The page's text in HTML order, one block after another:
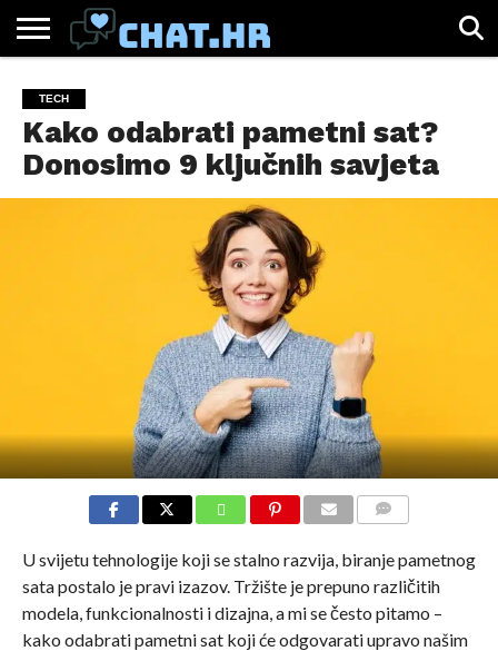
CHAT.HR
ZABAVA
ŽIVOT
VIRALNO
TECH
Kako odabrati pametni sat?
Donosimo 9 ključnih savjeta
U svijetu tehnologije koji se stalno razvija, biranje pametnog
sata postalo je pravi izazov. Tržište je prepuno različitih
modela, funkcionalnosti i dizajna, a mi se često pitamo –
kako odabrati pametni sat koji će odgovarati upravo našim